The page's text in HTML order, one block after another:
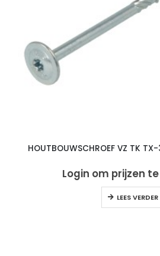
HOUTBOUWSCHROEF VZ TK
Login om prijzen
LEES VERDER